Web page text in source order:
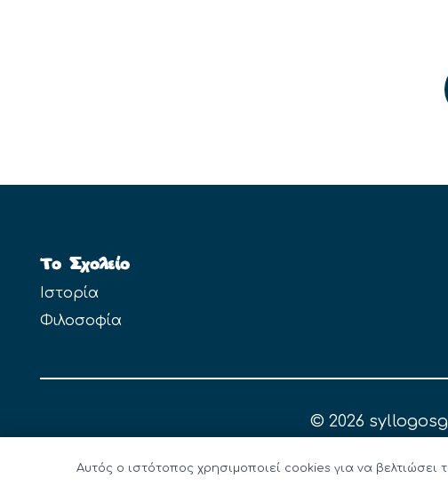
Το Σχολείο
Ιστορία
Φιλοσοφία
© 2026
Αυτός ο ιστότοπος χρησιμοποιεί cookies για να βελτιώσει